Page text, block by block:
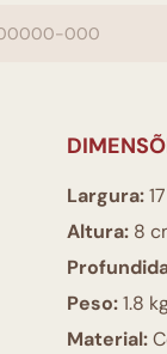
Largura:
Altura: 8
Peso:1.8
Material: